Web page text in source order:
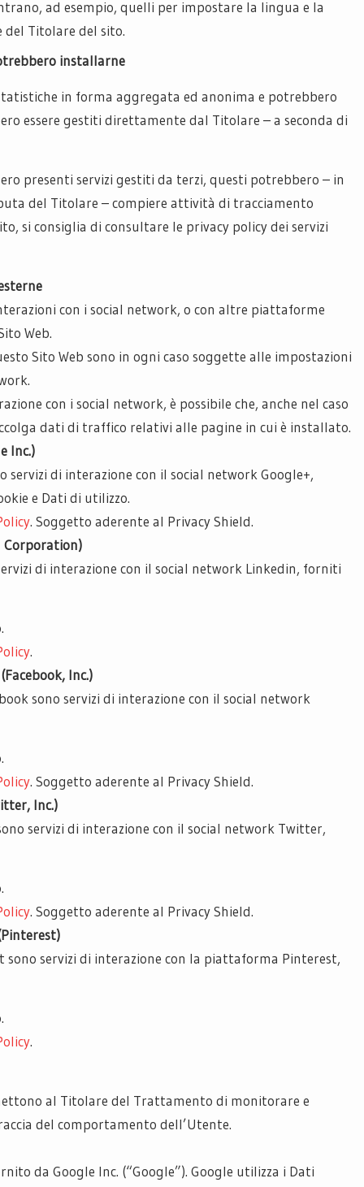
ad esempio, quelli per impostare la lingua e la
Titolare del sito.
installarne
in forma aggregata ed anonima e potrebbero
essere gestiti direttamente dal Titolare – a seconda di
presenti servizi gestiti da terzi, questi potrebbero – in
del Titolare – compiere attività di tracciamento
si consiglia di consultare le privacy policy dei servizi
con i social network, o con altre piattaforme
Web.
Sito Web sono in ogni caso soggette alle impostazioni
con i social network, è possibile che, anche nel caso
dati di traffico relativi alle pagine in cui è installato.
Inc.)
servizi di interazione con il social network Google+,
e Dati di utilizzo.
. Soggetto aderente al Privacy Shield.
Corporation)
di interazione con il social network Linkedin, forniti
.
Inc.)
sono servizi di interazione con il social network
. Soggetto aderente al Privacy Shield.
Inc.)
servizi di interazione con il social network Twitter,
. Soggetto aderente al Privacy Shield.
servizi di interazione con la piattaforma Pinterest,
.
al Titolare del Trattamento di monitorare e
del comportamento dell’Utente.
da Google Inc. (“Google”). Google utilizza i Dati